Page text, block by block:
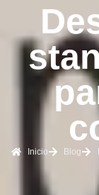
Inicio Blog